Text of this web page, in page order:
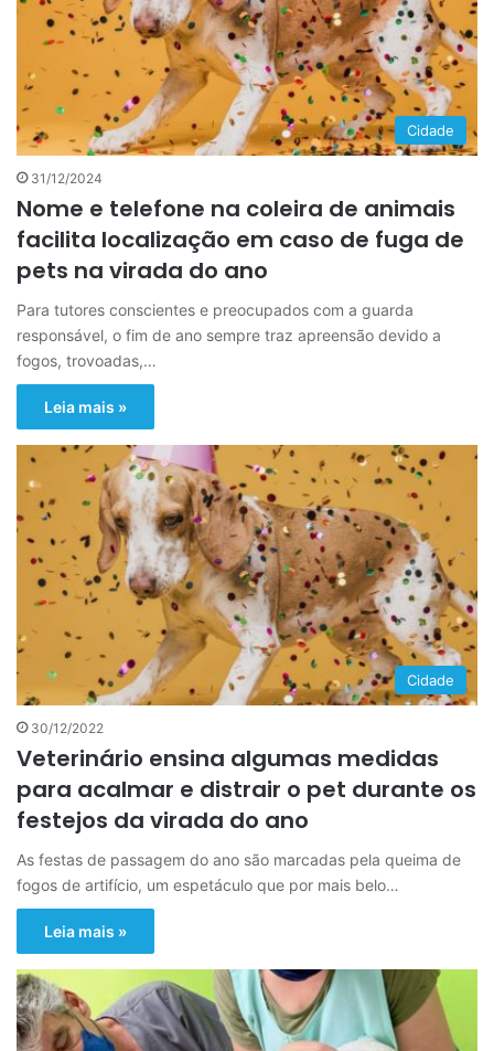
Cidade
31/12/2024
Nome e telefone na coleira de animais
facilita localização em caso de fuga de
pets na virada do ano
Para tutores conscientes e preocupados com a guarda
responsável, o fim de ano sempre traz apreensão devido a
fogos, trovoadas,…
Leia mais »
Cidade
30/12/2022
Veterinário ensina algumas medidas
para acalmar e distrair o pet durante os
festejos da virada do ano
As festas de passagem do ano são marcadas pela queima de
fogos de artifício, um espetáculo que por mais belo…
Leia mais »